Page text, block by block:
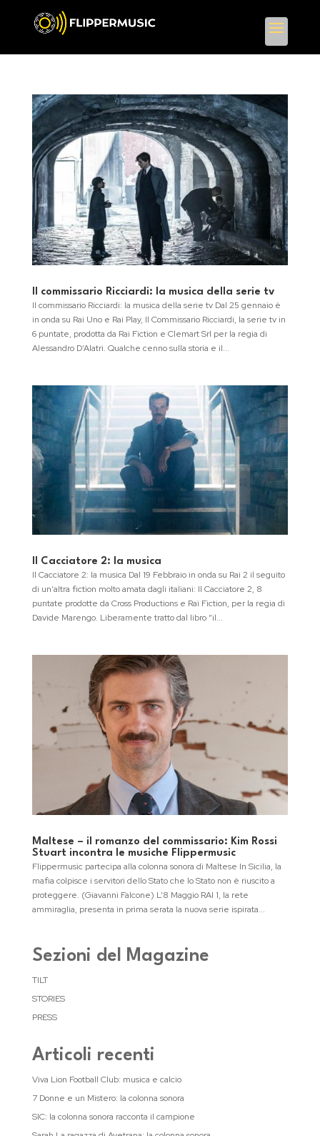
Il commissario Ricciardi: la musica della serie tv
Il commissario Ricciardi: la musica della serie tv Dal 25 gennaio è
in onda su Rai Uno e Rai Play, Il Commissario Ricciardi, la serie tv in
6 puntate, prodotta da Rai Fiction e Clemart Srl per la regia di
Alessandro D’Alatri. Qualche cenno sulla storia e il...
Il Cacciatore 2: la musica
Il Cacciatore 2: la musica Dal 19 Febbraio in onda su Rai 2 il seguito
di un’altra fiction molto amata dagli italiani: Il Cacciatore 2, 8
puntate prodotte da Cross Productions e Rai Fiction, per la regia di
Davide Marengo. Liberamente tratto dal libro “il...
Maltese – il romanzo del commissario: Kim Rossi
Stuart incontra le musiche Flippermusic
Flippermusic partecipa alla colonna sonora di Maltese In Sicilia, la
mafia colpisce i servitori dello Stato che lo Stato non è riuscito a
proteggere. (Giavanni Falcone) L’8 Maggio RAI 1, la rete
ammiraglia, presenta in prima serata la nuova serie ispirata...
Sezioni del Magazine
TILT
STORIES
PRESS
Articoli recenti
Viva Lion Football Club: musica e calcio
7 Donne e un Mistero: la colonna sonora
SIC: la colonna sonora racconta il campione